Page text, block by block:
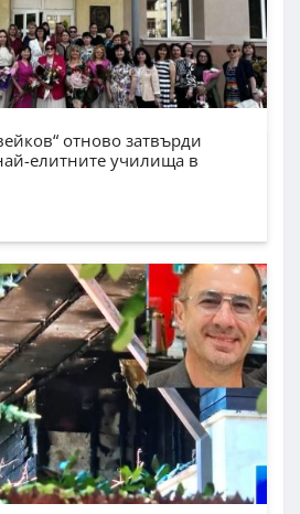
отново затвърди
елитните училища в